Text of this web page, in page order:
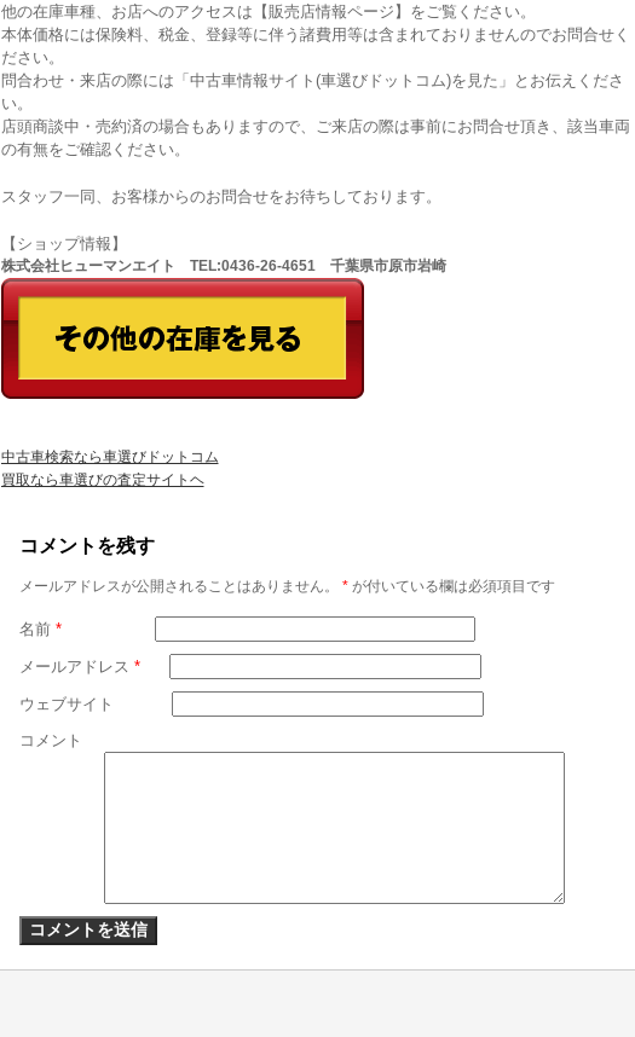
他の在庫車種、お店へのアクセスは【販売店情報ページ】をご覧ください。
本体価格には保険料、税金、登録等に伴う諸費用等は含まれておりませんのでお問合せく
ださい。
問合わせ・来店の際には「中古車情報サイト(車選びドットコム)を見た」とお伝えくださ
い。
店頭商談中・売約済の場合もありますので、ご来店の際は事前にお問合せ頂き、該当車両
の有無をご確認ください。
スタッフ一同、お客様からのお問合せをお待ちしております。
【ショップ情報】
株式会社ヒューマンエイト TEL:0436-26-4651 千葉県市原市岩崎
中古車検索なら車選びドットコム
買取なら車選びの査定サイトヘ
コメントを残す
メールアドレスが公開されることはありません。 *が付いている欄は必須項目です
名前 *
メールアドレス *
ウェブサイト
コメント